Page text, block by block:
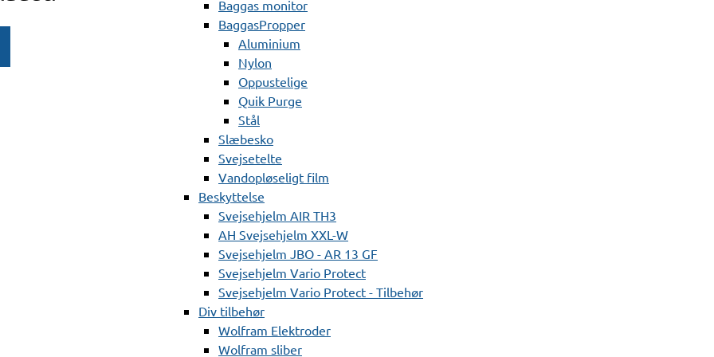
Baggas monitor
BaggasPropper
Aluminium
Nylon
Oppustelige
Quik Purge
Stål
Slæbesko
Svejsetelte
Vandopløseligt film
Beskyttelse
Svejsehjelm AIR TH3
AH Svejsehjelm XXL-W
Svejsehjelm JBO - AR 13 GF
Svejsehjelm Vario Protect
Svejsehjelm Vario Protect - Tilbehør
Div tilbehør
Wolfram Elektroder
Wolfram sliber